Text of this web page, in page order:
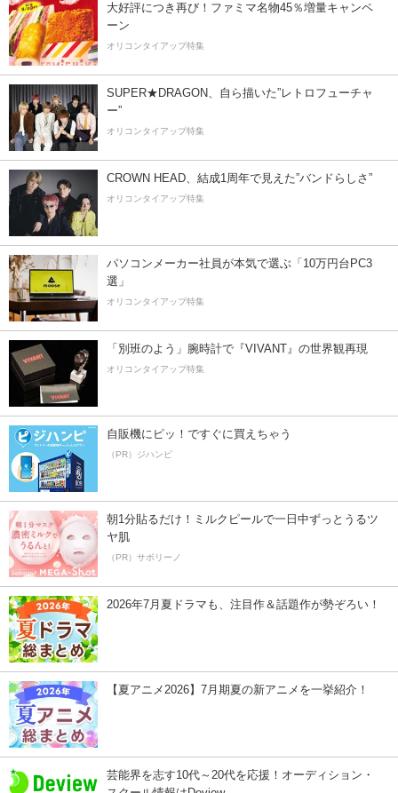
大好評につき再び！ファミマ名物45％増量キャンペ
ーン
オリコンタイアップ特集
SUPER★DRAGON、自ら描いた”レトロフューチャ
ー”
オリコンタイアップ特集
CROWN HEAD、結成1周年で見えた”バンドらしさ”
オリコンタイアップ特集
パソコンメーカー社員が本気で選ぶ「10万円台PC3
選」
オリコンタイアップ特集
「別班のよう」腕時計で『VIVANT』の世界観再現
オリコンタイアップ特集
自販機にピッ！ですぐに買えちゃう
（PR）ジハンピ
朝1分貼るだけ！ミルクピールで一日中ずっとうるツ
ヤ肌
（PR）サボリーノ
2026年7月夏ドラマも、注目作＆話題作が勢ぞろい！
【夏アニメ2026】7月期夏の新アニメを一挙紹介！
芸能界を志す10代～20代を応援！オーディション・